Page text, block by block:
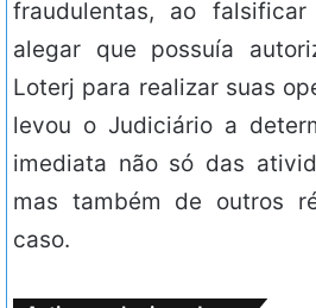
fraudulentas, ao
alegar que possuía
Loterj para realizar suas
levou o Judiciário a
imediata não só das
mas também de outros
caso.